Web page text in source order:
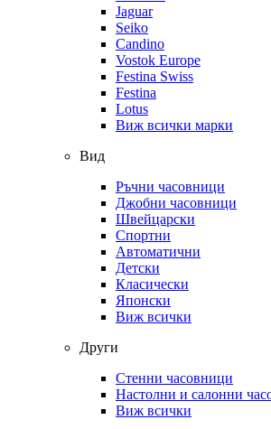
Jaguar
Seiko
Candino
Vostok Europe
Festina Swiss
Festina
Lotus
Виж всички марки
Вид
Ръчни часовници
Джобни часовници
Швейцарски
Спортни
Автоматични
Детски
Класически
Японски
Виж всички
Други
Стенни часовници
Настолни и салонни
Виж всички